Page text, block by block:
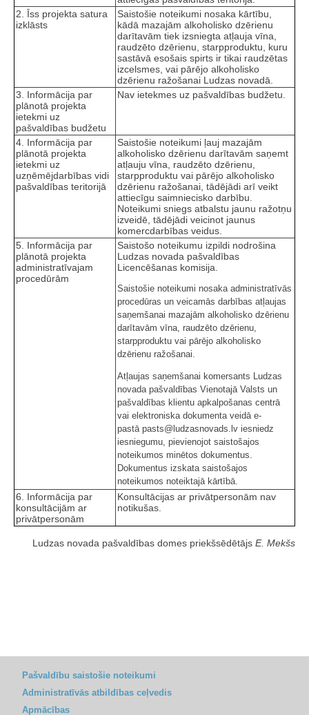
2. Īss projekta satura
izklāsts
Saistošie noteikumi nosaka kārtību,
kādā mazajām alkoholisko dzērienu
darītavām tiek izsniegta atļauja vīna,
raudzēto dzērienu, starpproduktu, kuru
sastāvā esošais spirts ir tikai raudzētas
izcelsmes, vai pārējo alkoholisko
dzērienu ražošanai Ludzas novadā.
3. Informācija par
plānotā projekta
ietekmi uz
pašvaldības budžetu
Nav ietekmes uz pašvaldības budžetu.
4. Informācija par
plānotā projekta
ietekmi uz
uzņēmējdarbības vidi
pašvaldības teritorijā
Saistošie noteikumi ļauj mazajām
alkoholisko dzērienu darītavām saņemt
atļauju vīna, raudzēto dzērienu,
starpproduktu vai pārējo alkoholisko
dzērienu ražošanai, tādējādi arī veikt
attiecīgu saimniecisko darbību.
Noteikumi sniegs atbalstu jaunu ražotņu
izveidē, tādējādi veicinot jaunus
komercdarbības veidus.
5. Informācija par
plānotā projekta
administratīvajam
procedūrām
Saistošo noteikumu izpildi nodrošina
Ludzas novada pašvaldības
Licencēšanas komisija.
Saistošie noteikumi nosaka administratīvās
procedūras un veicamās darbības atļaujas
saņemšanai mazajām alkoholisko dzērienu
darītavām vīna, raudzēto dzērienu,
starpproduktu vai pārējo alkoholisko
dzērienu ražošanai.
Atļaujas saņemšanai komersants Ludzas
novada pašvaldības Vienotajā Valsts un
pašvaldības klientu apkalpošanas centrā
vai elektroniska dokumenta veidā e-
pastā pasts@ludzasnovads.lv iesniedz
iesniegumu, pievienojot saistošajos
noteikumos minētos dokumentus.
Dokumentus izskata saistošajos
noteikumos noteiktajā kārtībā.
6. Informācija par
konsultācijām ar
privātpersonām
Konsultācijas ar privātpersonām nav
notikušas.
Ludzas novada pašvaldības domes priekšsēdētājs E. Mekšs
Pašvaldību saistošie noteikumi
Administratīvās atbildības ceļvedis
Apmācības